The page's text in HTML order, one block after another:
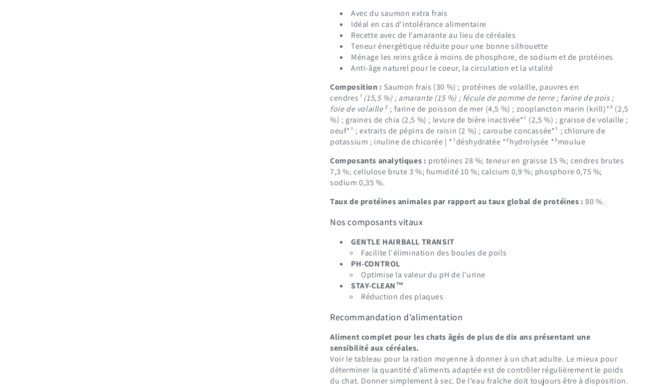
Avec du saumon extra frais
Idéal en cas d‘intolérance alimentaire
Recette avec de l‘amarante au lieu de céréales
Teneur énergétique réduite pour une bonne silhouette
Ménage les reins grâce à moins de phosphore, de sodium et de protéines
Anti-âge naturel pour le coeur, la circulation et la vitalité
Composition : Saumon frais (30 %) ; protéines de volaille, pauvres en
cendres ¹ (15,5 %) ; amarante (15 %) ; fécule de pomme de terre ; farine de pois ;
foie de volaille² ; farine de poisson de mer (4,5 %) ; zooplancton marin (krill)*³ (2,5
%) ; graines de chia (2,5 %) ; levure de bière inactivée*¹ (2,5 %) ; graisse de volaille ;
oeuf*¹ ; extraits de pépins de raisin (2 %) ; caroube concassée*¹ ; chlorure de
potassium ; inuline de chicorée | *¹déshydratée *²hydrolysée *³moulue
Composants analytiques : protéines 28 %; teneur en graisse 15 %; cendres brutes
7,3 %; cellulose brute 3 %; humidité 10 %; calcium 0,9 %; phosphore 0,75 %;
sodium 0,35 %.
Taux de protéines animales par rapport au taux global de protéines :80 %.
Nos composants vitaux
GENTLE HAIRBALL TRANSIT
Facilite l'élimination des boules de poils
PH-CONTROL
Optimise la valeur du pH de l’urine
STAY-CLEAN™
Réduction des plaques
Recommandation d’alimentation
Aliment complet pour les chats âgés de plus de dix ans présentant une
sensibilité aux céréales.
Voir le tableau pour la ration moyenne à donner à un chat adulte. Le mieux pour
déterminer la quantité d’aliments adaptée est de contrôler régulièrement le poids
du chat. Donner simplement à sec. De l’eau fraîche doit toujours être à disposition.
Connectez-vous à votre compte pour ajouter des produits à
votre liste de souhaits et afficher vos articles précédemment
Se connecter